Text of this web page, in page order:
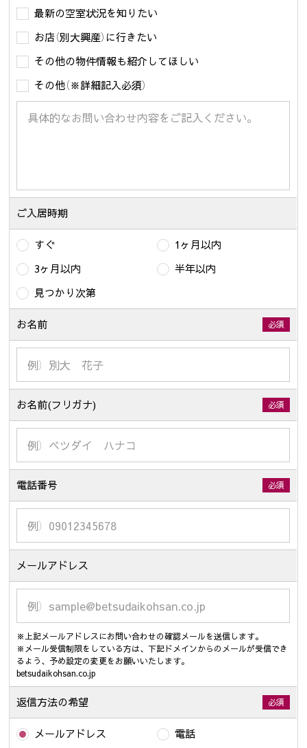
最新の空室状況を知りたい
お店（別大興産）に行きたい
その他の物件情報も紹介してほしい
その他（※詳細記入必須）
ご入居時期
すぐ
1ヶ月以内
3ヶ月以内
半年以内
見つかり次第
お名前 必須
お名前(フリガナ) 必須
電話番号 必須
メールアドレス
※上記メールアドレスにお問い合わせの確認メールを送信します。
※メール受信制限をしている方は、下記ドメインからのメールが受信でき
るよう、予め設定の変更をお願いいたします。
betsudaikohsan.co.jp
返信方法の希望 必須
メールアドレス 電話